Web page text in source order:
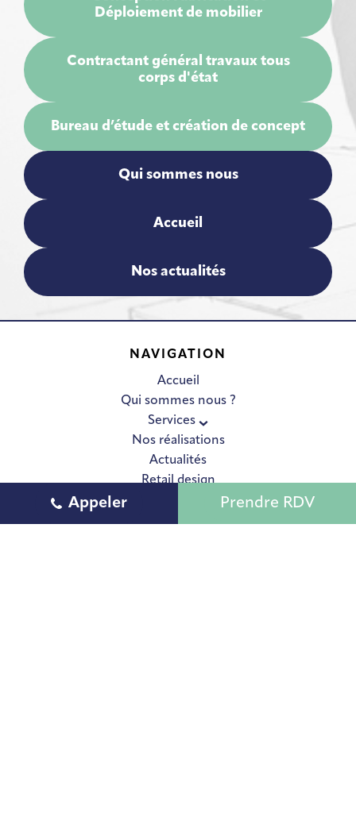
Déploiement de mobilier
Contractant général travaux tous
corps d'état
Bureau d’étude et création de concept
Qui sommes nous
Accueil
Nos actualités
Appeler Prendre RDV
NAVIGATION
Accueil
Qui sommes nous ?
Services
Nos réalisations
Actualités
Retail design